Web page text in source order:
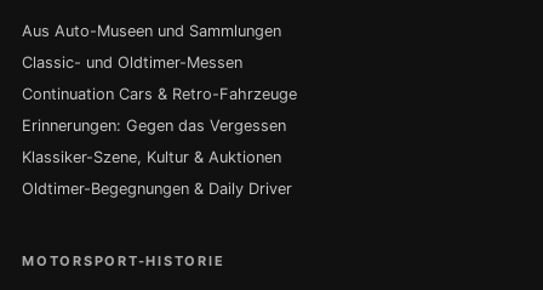
Aus Auto-Museen und Sammlungen
Classic- und Oldtimer-Messen
Continuation Cars & Retro-Fahrzeuge
Erinnerungen: Gegen das Vergessen
Klassiker-Szene, Kultur & Auktionen
Oldtimer-Begegnungen & Daily Driver
MOTORSPORT-HISTORIE